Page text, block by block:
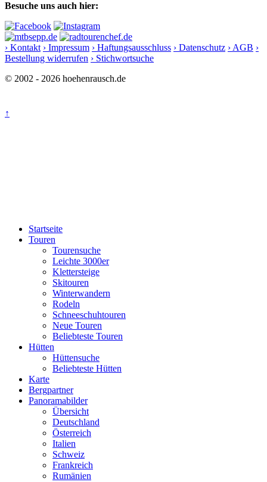
Besuche uns auch hier:
› Kontakt › Impressum › Haftungsausschluss › Datenschutz › AGB ›
Bestellung widerrufen › Stichwortsuche
© 2002 - 2026 hoehenrausch.de
↑
Startseite
Touren
Tourensuche
Leichte 3000er
Klettersteige
Skitouren
Winterwandern
Rodeln
Schneeschuhtouren
Neue Touren
Beliebteste Touren
Hütten
Hüttensuche
Beliebteste Hütten
Karte
Bergpartner
Panoramabilder
Übersicht
Deutschland
Österreich
Italien
Schweiz
Frankreich
Rumänien